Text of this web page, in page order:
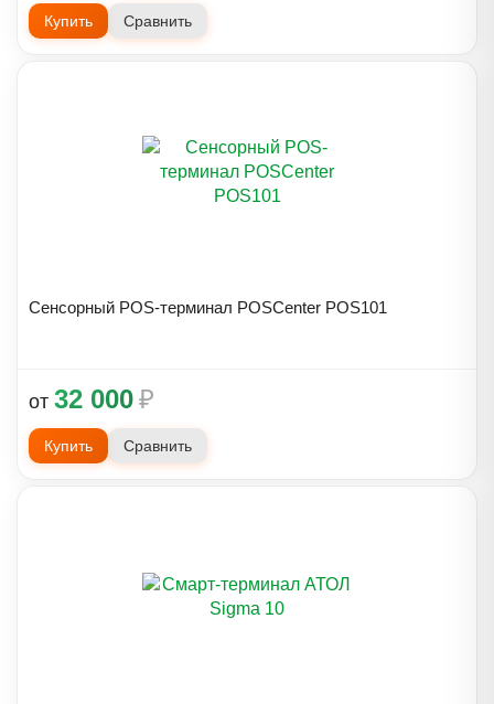
Купить Сравнить
Сенсорный POS-терминал POSCenter POS101
от 32 000₽
Купить Сравнить